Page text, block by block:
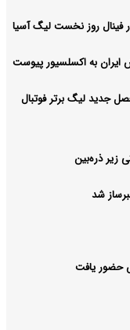
فینال روز نخست لیگ آسیا
به اکسلسیور پیوست
جدید لیگ برتر فوتبال
زیر ذره‌بین
شد
حضور یافت